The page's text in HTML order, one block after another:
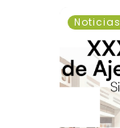
Noticias